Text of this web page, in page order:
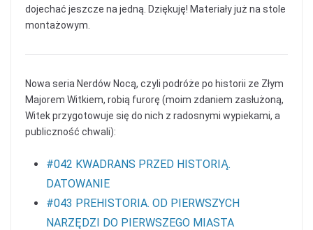
dojechać jeszcze na jedną. Dziękuję! Materiały już na stole
montażowym.
Nowa seria Nerdów Nocą, czyli podróże po historii ze Złym
Majorem Witkiem, robią furorę (moim zdaniem zasłużoną,
Witek przygotowuje się do nich z radosnymi wypiekami, a
publiczność chwali):
#042 KWADRANS PRZED HISTORIĄ.
DATOWANIE
#043 PREHISTORIA. OD PIERWSZYCH
NARZĘDZI DO PIERWSZEGO MIASTA